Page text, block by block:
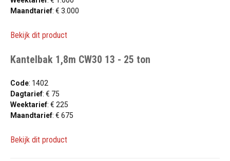
Maandtarief: € 3.000
Bekijk dit product
Kantelbak 1,8m CW30 13 - 25 ton
Code: 1402
Dagtarief: € 75
Weektarief: € 225
Maandtarief: € 675
Bekijk dit product